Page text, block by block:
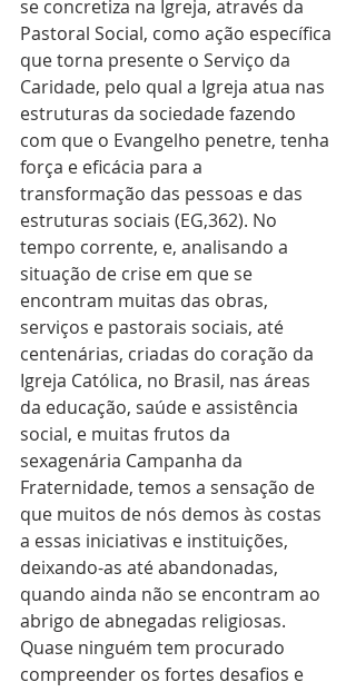
se concretiza na Igreja, através da
Pastoral Social, como ação específica
que torna presente o Serviço da
Caridade, pelo qual a Igreja atua nas
estruturas da sociedade fazendo
com que o Evangelho penetre, tenha
força e eficácia para a
transformação das pessoas e das
estruturas sociais (EG,362). No
tempo corrente, e, analisando a
situação de crise em que se
encontram muitas das obras,
serviços e pastorais sociais, até
centenárias, criadas do coração da
Igreja Católica, no Brasil, nas áreas
da educação, saúde e assistência
social, e muitas frutos da
sexagenária Campanha da
Fraternidade, temos a sensação de
que muitos de nós demos às costas
a essas iniciativas e instituições,
deixando-as até abandonadas,
quando ainda não se encontram ao
abrigo de abnegadas religiosas.
Quase ninguém tem procurado
compreender os fortes desafios e